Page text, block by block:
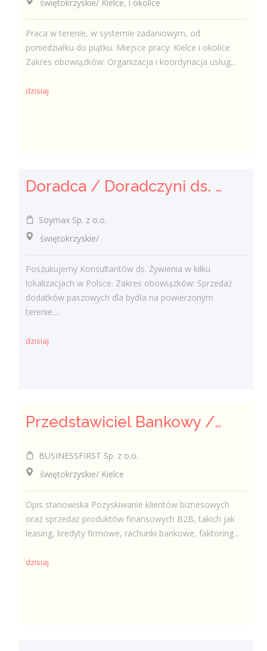
świętokrzyskie/ Kielce, i okolice
Praca w terenie, w systemie zadaniowym, od
poniedziałku do piątku. Miejsce pracy: Kielce i okolice
Zakres obowiązków: Organizacja i koordynacja usług...
dzisiaj
Doradca / Doradczyni ds. Żywienia Zwierząt
Soymax Sp. z o.o.
świętokrzyskie/
Poszukujemy Konsultantów ds. Żywienia w kilku
lokalizacjach w Polsce. Zakres obowiązków: Sprzedaż
dodatków paszowych dla bydła na powierzonym
terenie....
dzisiaj
Przedstawiciel Bankowy / Przedstawicielka Bankowa sektor MŚP
BUSINESSFIRST Sp. z o.o.
świętokrzyskie/ Kielce
Opis stanowiska Pozyskiwanie klientów biznesowych
oraz sprzedaż produktów finansowych B2B, takich jak
leasing, kredyty firmowe, rachunki bankowe, faktoring...
dzisiaj